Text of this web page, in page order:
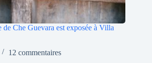
Che Guevara est exposée à Villa
12 commentaires